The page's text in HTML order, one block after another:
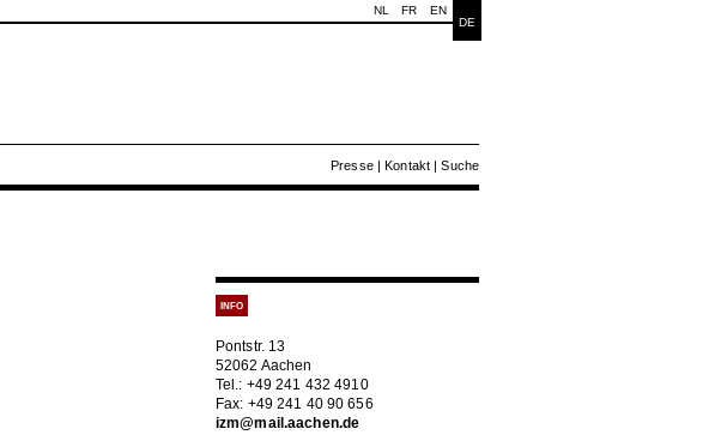
DE
EN
FR
NL
Presse|Kontakt |Suche
INFO
Pontstr. 13
52062 Aachen
Tel.: +49 241 432 4910
Fax: +49 241 40 90 656
izm@mail.aachen.de